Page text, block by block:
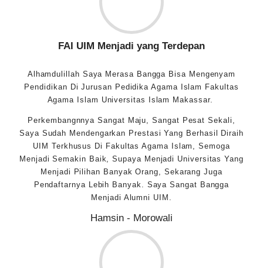
FAI UIM Menjadi yang Terdepan
Alhamdulillah Saya Merasa Bangga Bisa Mengenyam
Pendidikan Di Jurusan Pedidika Agama Islam Fakultas
Agama Islam Universitas Islam Makassar.
Perkembangnnya Sangat Maju, Sangat Pesat Sekali,
Saya Sudah Mendengarkan Prestasi Yang Berhasil Diraih
UIM Terkhusus Di Fakultas Agama Islam, Semoga
Menjadi Semakin Baik, Supaya Menjadi Universitas Yang
Menjadi Pilihan Banyak Orang, Sekarang Juga
Pendaftarnya Lebih Banyak. Saya Sangat Bangga
Menjadi Alumni UIM.
Hamsin - Morowali